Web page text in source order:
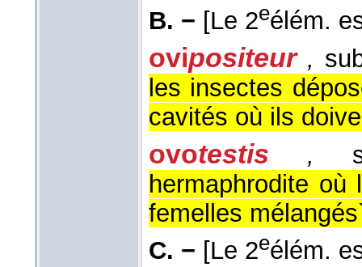
B. − [Le 2eélém.
ovipositeur ,
les insectes
cavités où ils
ovotestis ,
hermaphrodite
femelles
C. − [Le 2eélém.